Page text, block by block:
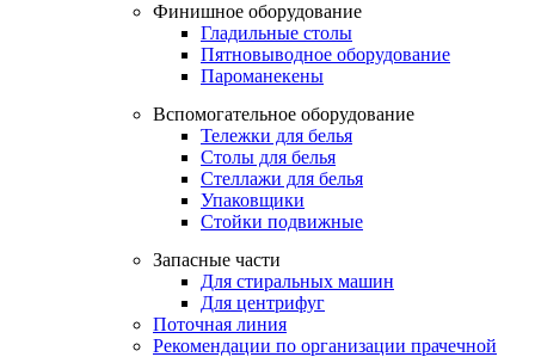
Финишное оборудование
Гладильные столы
Пятновыводное оборудование
Пароманекены
Вспомогательное оборудование
Тележки для белья
Столы для белья
Стеллажи для белья
Упаковщики
Стойки подвижные
Запасные части
Для стиральных машин
Для центрифуг
Поточная линия
Рекомендации по организации прачечной